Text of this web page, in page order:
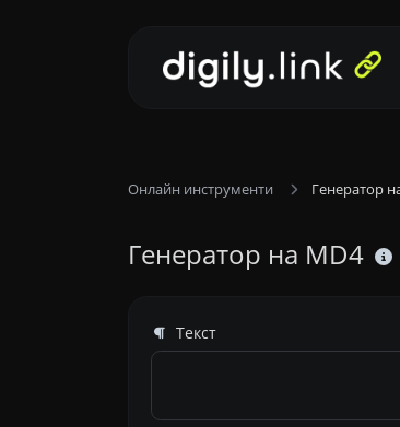
Онлайн инструменти Генератор
Генератор на MD4
Текст